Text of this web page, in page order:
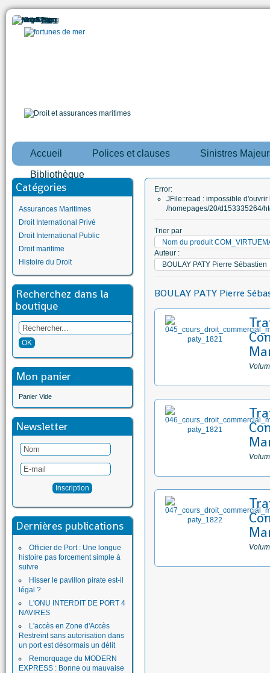
Accueil Polices et clauses Sinistres
Bibliothèque
Catégories
Assurances Maritimes
Droit International Privé
Droit International Public
Droit maritime
Histoire du Droit
Recherchez dans la
boutique
Mon panier
Panier Vide
Newsletter
Dernières publications
Officier de Port : Une longue
histoire pas forcement simple à
suivre
Hisser le pavillon pirate est-il
légal ?
L'ONU INTERDIT DE PORT 4
NAVIRES
L'accès en Zone d'Accès
Restreint sans autorisation dans
un port est désormais un délit
Remorquage du MODERN
EXPRESS : Bonne ou mauvaise
Error:
JFile::read : impossible d'ouvrir
/homepages/20/d153335264/
Trier par
Nom du produit
Auteur :
BOULAY PATY Pierre Sébastien
BOULAY PATY Pierre